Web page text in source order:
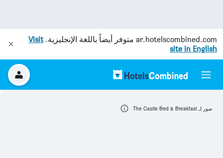
ar.hotelscombined.com متوفر أيضاً باللغة الإنجليزية.Visit
site in English
صور لـ The Castle Bed & Breakfast